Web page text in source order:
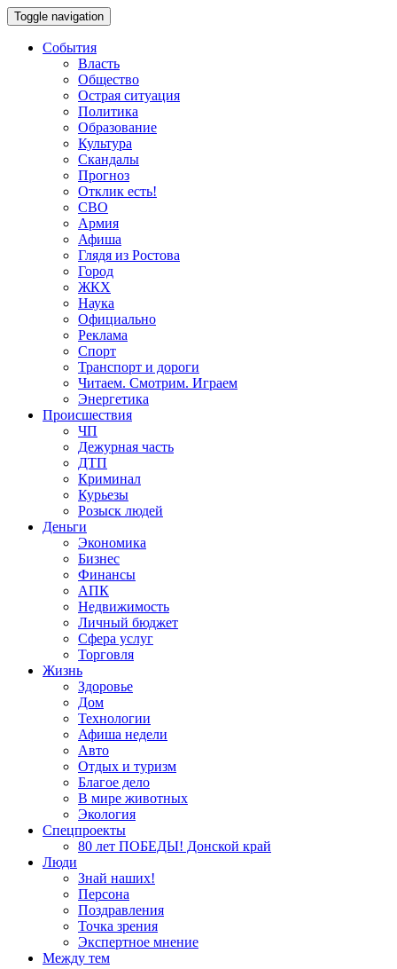
Toggle navigation
События
Власть
Общество
Острая ситуация
Политика
Образование
Культура
Скандалы
Прогноз
Отклик есть!
СВО
Армия
Афиша
Глядя из Ростова
Город
ЖКХ
Наука
Официально
Реклама
Спорт
Транспорт и дороги
Читаем. Смотрим. Играем
Энергетика
Происшествия
ЧП
Дежурная часть
ДТП
Криминал
Курьезы
Розыск людей
Деньги
Экономика
Бизнес
Финансы
АПК
Недвижимость
Личный бюджет
Сфера услуг
Торговля
Жизнь
Здоровье
Дом
Технологии
Афиша недели
Авто
Отдых и туризм
Благое дело
В мире животных
Экология
Спецпроекты
80 лет ПОБЕДЫ! Донской край
Люди
Знай наших!
Персона
Поздравления
Точка зрения
Экспертное мнение
Между тем